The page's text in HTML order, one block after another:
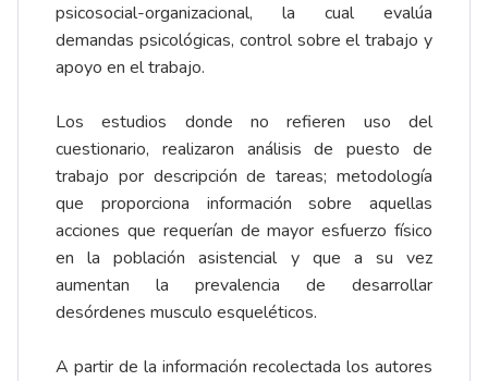
psicosocial-organizacional, la cual evalúa
demandas psicológicas, control sobre el trabajo y
apoyo en el trabajo.
Los estudios donde no refieren uso del
cuestionario, realizaron análisis de puesto de
trabajo por descripción de tareas; metodología
que proporciona información sobre aquellas
acciones que requerían de mayor esfuerzo físico
en la población asistencial y que a su vez
aumentan la prevalencia de desarrollar
desórdenes musculo esqueléticos.
A partir de la información recolectada los autores